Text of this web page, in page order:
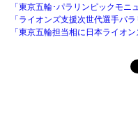
「東京五輪･パラリンピックモニ
「ライオンズ支援次世代選手パ
「東京五輪担当相に日本ライオン